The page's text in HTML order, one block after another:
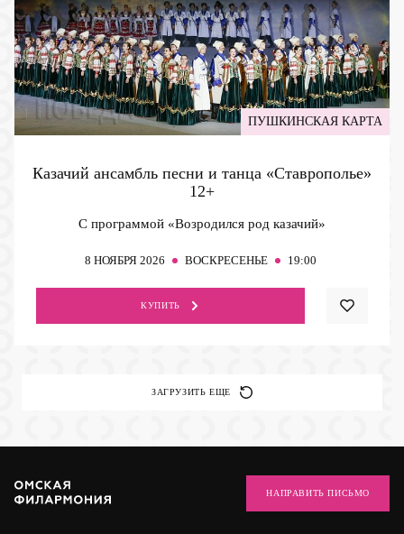
ПУШКИНСКАЯ КАРТА
Казачий ансамбль песни и танца «Ставрополье»
12+
С программой «Возродился род казачий»
8 НОЯБРЯ 2026 ВОСКРЕСЕНЬЕ 19:00
КУПИТЬ
ЗАГРУЗИТЬ ЕЩЕ
НАПРАВИТЬ ПИСЬМО